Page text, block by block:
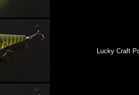
Lucky Craft